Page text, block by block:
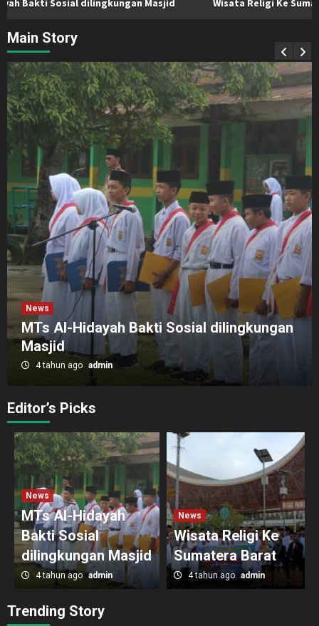
Bakti Sosial dilingkungan Masjid Wisata Religi Ke
Main Story
News
MTs Al-Hidayah Bakti Sosial dilingkungan
Masjid
4 tahun ago admin
Editor’s Picks
News
MTs Al-Hidayah
Bakti Sosial
dilingkungan Masjid
4 tahun ago admin
News
Wisata Religi Ke
Sumatera Barat
4 tahun ago admin
Trending Story